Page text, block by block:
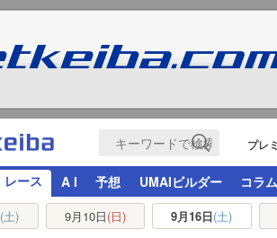
プレ
レース A I 予想 UMAIビルダー コラム
(土) 9月10日(日) 9月16日(土)